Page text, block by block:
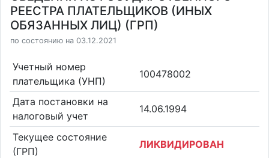
РЕЕСТРА ПЛАТЕЛЬЩИКОВ (ИНЫХ
ОБЯЗАННЫХ ЛИЦ) (ГРП)
по состоянию на 03.12.2021
Учетный номер
плательщика (УНП)
100478002
Дата постановки на
налоговый учет
14.06.1994
Текущее состояние
(ГРП)
ЛИКВИДИРОВАН